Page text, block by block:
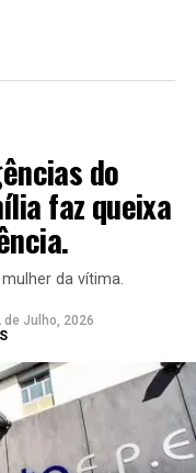
do
faz queixa
da vítima.
de Julho, 2026